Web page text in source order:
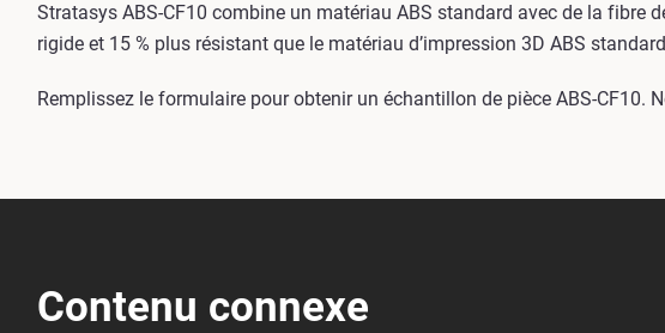
Stratasys ABS-CF10 combine un matériau ABS standard avec de la fibre
rigide et 15 % plus résistant que le matériau d’impression 3D ABS
Remplissez le formulaire pour obtenir un échantillon de pièce ABS-CF10.
Contenu connexe